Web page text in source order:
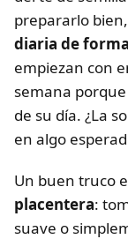
prepararlo
diaria de
empiezan con
semana
de su día. ¿La
en algo
Un buen truco
placentera:
suave o